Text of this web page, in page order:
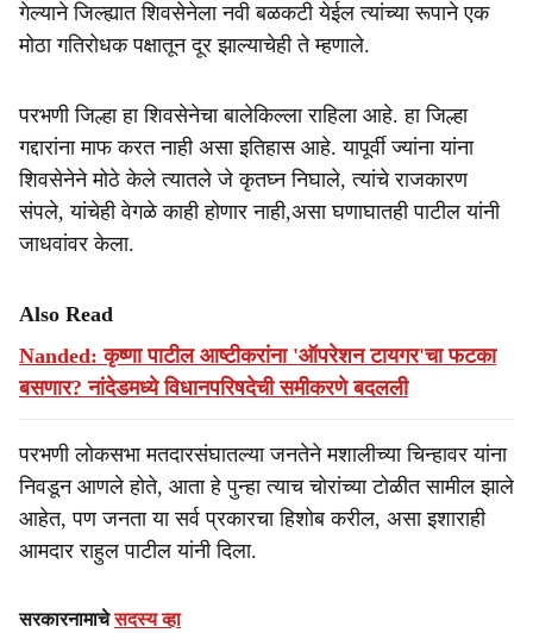
गेल्याने जिल्ह्यात शिवसेनेला नवी बळकटी येईल त्यांच्या रूपाने एक
मोठा गतिरोधक पक्षातून दूर झाल्याचेही ते म्हणाले.
परभणी जिल्हा हा शिवसेनेचा बालेकिल्ला राहिला आहे. हा जिल्हा
गद्दारांना माफ करत नाही असा इतिहास आहे. यापूर्वी ज्यांना यांना
शिवसेनेने मोठे केले त्यातले जे कृतघ्न निघाले, त्यांचे राजकारण
संपले, यांचेही वेगळे काही होणार नाही,असा घणाघातही पाटील यांनी
जाधवांवर केला.
Also Read
Nanded: कृष्णा पाटील आष्टीकरांना 'ऑपरेशन टायगर'चा फटका
बसणार? नांदेडमध्ये विधानपरिषदेची समीकरणे बदलली
परभणी लोकसभा मतदारसंघातल्या जनतेने मशालीच्या चिन्हावर यांना
निवडून आणले होते, आता हे पुन्हा त्याच चोरांच्या टोळीत सामील झाले
आहेत, पण जनता या सर्व प्रकारचा हिशोब करील, असा इशाराही
आमदार राहुल पाटील यांनी दिला.
सरकारनामाचेसदस्य व्हा